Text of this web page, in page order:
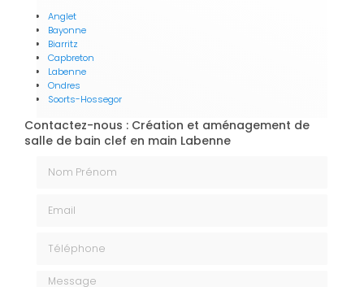
Anglet
Bayonne
Biarritz
Capbreton
Labenne
Ondres
Soorts-Hossegor
Contactez-nous : Création et aménagement de
salle de bain clef en main Labenne
Message